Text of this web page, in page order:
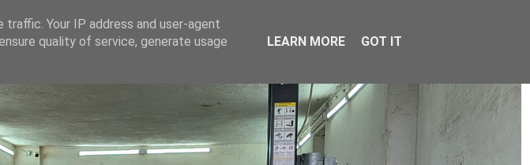
Your IP address and user-agent
quality of service, generate usage
LEARN MORE GOT IT